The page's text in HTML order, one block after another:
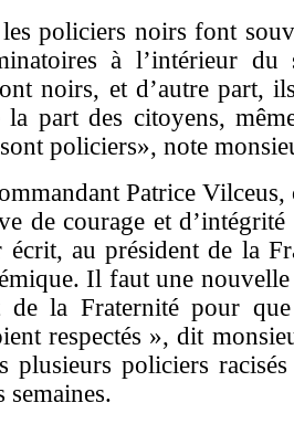
policiers noirs font
à l’intérieur du
noirs, et d’autre part,
part des citoyens,
policiers», note
Patrice Vilceus,
de courage et
écrit, au président de la
Il faut une nouvelle
la Fraternité pour
respectés », dit
plusieurs policiers
semaines.